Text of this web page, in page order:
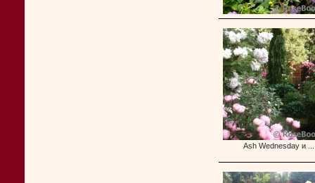
Ash Wednesday и ...